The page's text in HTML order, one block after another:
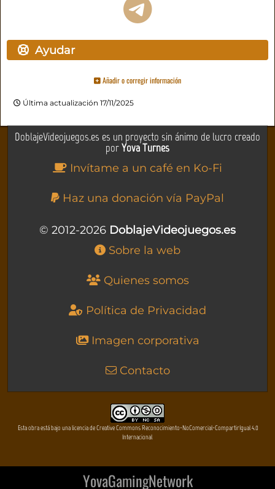
Ayudar
Añadir o corregir información
Última actualización 17/11/2025
DoblajeVideojuegos.es es un proyecto sin ánimo de lucro creado
porYova Turnes
Invítame a un café en Ko-Fi
Haz una donación vía PayPal
© 2012-2026 DoblajeVideojuegos.es
Sobre la web
Quienes somos
Política de Privacidad
Imagen corporativa
Contacto
Esta obra está bajo una licencia de Creative Commons Reconocimiento-NoComercial-CompartirIgual 4.0
Internacional
YovaGamingNetwork